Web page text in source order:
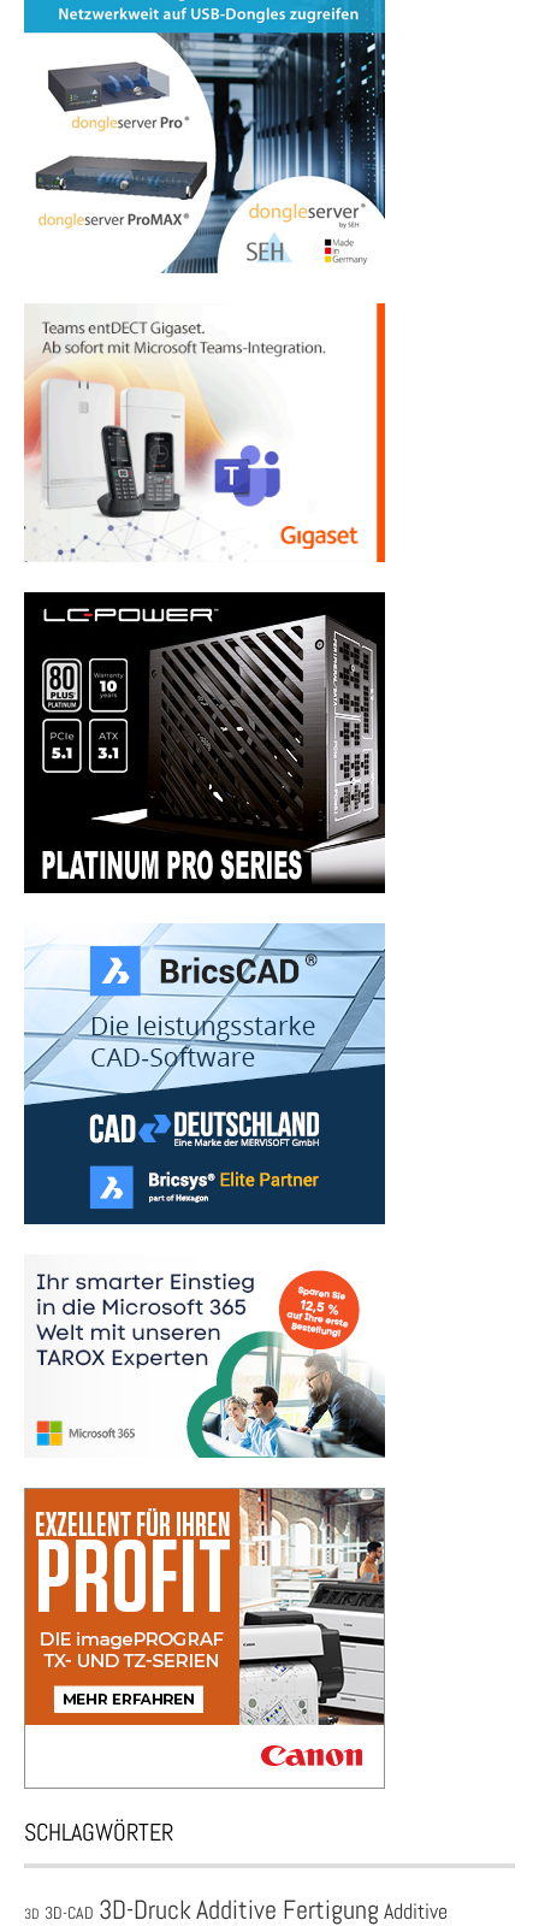
SCHLAGWÖRTER
3D 3D-CAD 3D-DruckAdditive Fertigung Additive